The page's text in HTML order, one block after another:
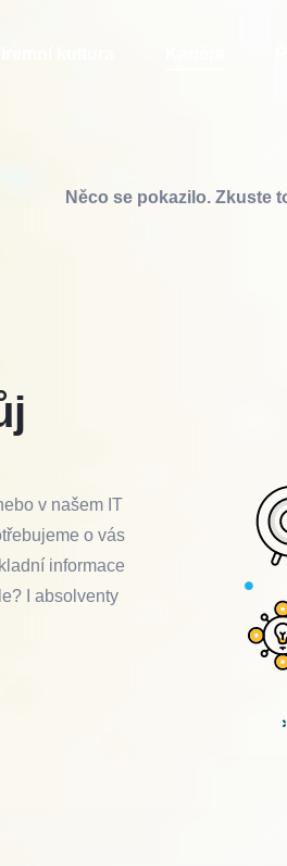
Něco se pokazilo. Zkuste
v našem IT
o vás
informace
I absolventy
na
Čekání na
se ale vždy
Obratem se
abychom